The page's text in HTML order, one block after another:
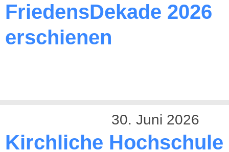
FriedensDekade 2026
erschienen
30. Juni 2026
Kirchliche Hochschule